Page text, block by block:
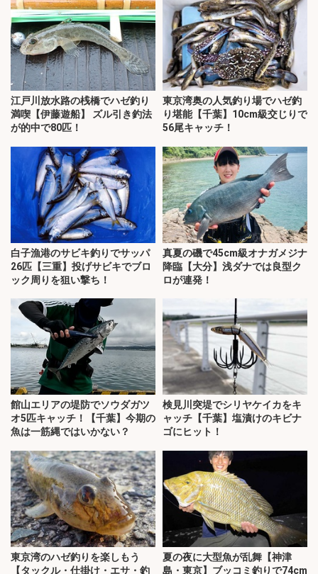
江戸川放水路の桟橋でハゼ釣り
満喫【伊藤遊船】 ズル引き釣法
が的中で80匹！
東京湾奥の人気釣り場でハゼ釣
り堪能【千葉】10cm級交じりで
56尾キャッチ！
白子漁港のサビキ釣りでサッパ
26匹【三重】投げサビキでブロ
ック周りを狙い撃ち！
真夏の磯で45cm級オナガメジナ
降臨【大分】浅ダナでは良型ク
ロが連発！
館山エリアの堤防でソウダガツ
オ5匹キャッチ！【千葉】今期の
魚は一筋縄ではいかない？
検見川突堤でシリヤケイカをキ
ャッチ【千葉】塩漬けのキビナ
ゴにヒット！
東京湾のハゼ釣りを楽しもう
【タックル・仕掛け・エサ・釣
夏の夜に大型魚が乱舞【神津
島・東京】ブッコミ釣りで74cm